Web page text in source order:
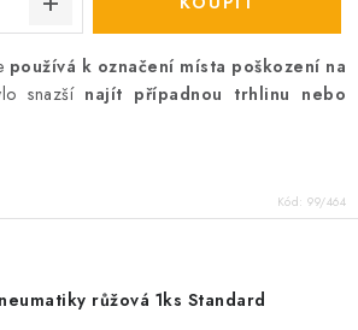
používá k označení místa poškození na
snazší najít případnou trhlinu nebo
Kód: 99/464
růžová 1ks Standard